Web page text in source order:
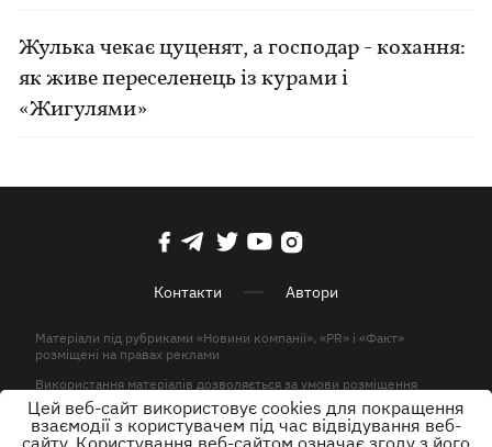
Жулька чекає цуценят, а господар - кохання:
як живе переселенець із курами і
«Жигулями»
Контакти Автори
Матеріали під рубриками «Новини компанії», «PR» і «Факт»
розміщені на правах реклами
Використання матеріалів дозволяється за умови розміщення
активного гіперпосилання на KP.UA в першому абзаці.
© ТОВ «ЮЛАВ МЕДІА» 2026. Всі права захищені.
Цей веб-сайт використовує cookies для покращення
взаємодії з користувачем під час відвідування веб-
сайту. Користування веб-сайтом означає згоду з його